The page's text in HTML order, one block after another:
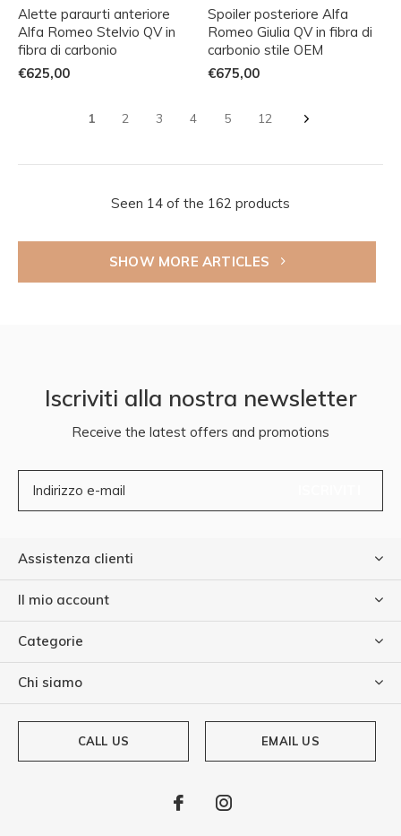
Alette paraurti anteriore
Alfa Romeo Stelvio QV in
fibra di carbonio
€625,00
Spoiler posteriore Alfa
Romeo Giulia QV in fibra di
carbonio stile OEM
€675,00
1 2 3 4 5 12
Seen 14 of the 162 products
SHOW MORE ARTICLES
Iscriviti alla nostra newsletter
Receive the latest offers and promotions
Assistenza clienti
Il mio account
Categorie
Chi siamo
CALL US EMAIL US